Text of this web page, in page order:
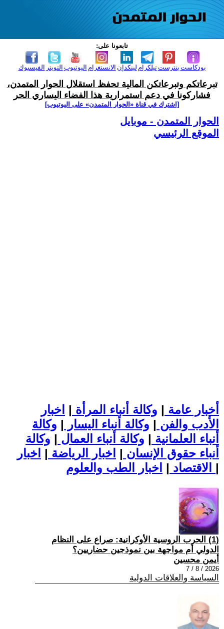
تابعونا على:
الفيسبوك التويتر اليوتيوب الانستغرام لينكدإن تيلكرامبنترست بودكاست
تبرعاتكم وتبرعاتكن المالية تحفظ استقلال الحوار المتمدن،
فشاركونا في دعم استمرارية هذا الفضاء اليساري الحر
[اشترك في قناة ‫«الحوار المتمدن» على اليوتيوب]
الحوار المتمدن - موبايل
الموقع الرئيسي
أخبار عامة | وكالة أنباء المرأة | اخبار
الأدب والفن | وكالة أنباء اليسار | وكالة
أنباء العلمانية | وكالة أنباء العمال | وكالة
أنباء حقوق الإنسان | اخبار الرياضة | اخبار
الاقتصاد | |
(1) الحرب الروسية الأوكرانية: صراع على النظام
الدولي أم مواجهة بين نموذجين حضاريين؟
أيمن محسين
2026 / 8 / 7
السياسة والعلاقات الدولية